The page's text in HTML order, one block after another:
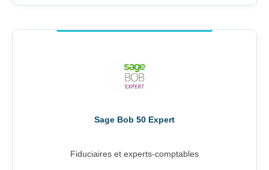
Sage Bob 50 Expert
Fiduciaires et experts-comptables